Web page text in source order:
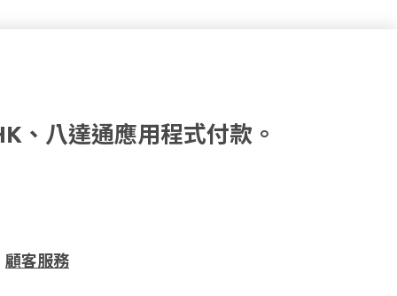
、八達通應用程式付款。
顧客服務